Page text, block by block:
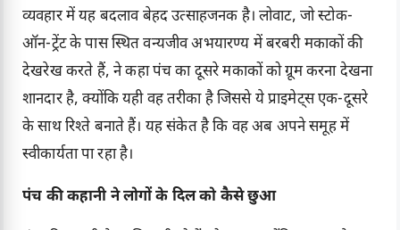
व्यवहार में यह बदलाव बेहद उत्साहजनक है। लोवाट, जो स्टोक-
ऑन-ट्रेंट के पास स्थित वन्यजीव अभयारण्य में बरबरी मकाकों की
देखरेख करते हैं, ने कहा पंच का दूसरे मकाकों को ग्रूम करना देखना
शानदार है, क्योंकि यही वह तरीका है जिससे ये प्राइमेट्स एक-दूसरे
के साथ रिश्ते बनाते हैं। यह संकेत है कि वह अब अपने समूह में
स्वीकार्यता पा रहा है।
पंच की कहानी ने लोगों के दिल को कैसे छुआ